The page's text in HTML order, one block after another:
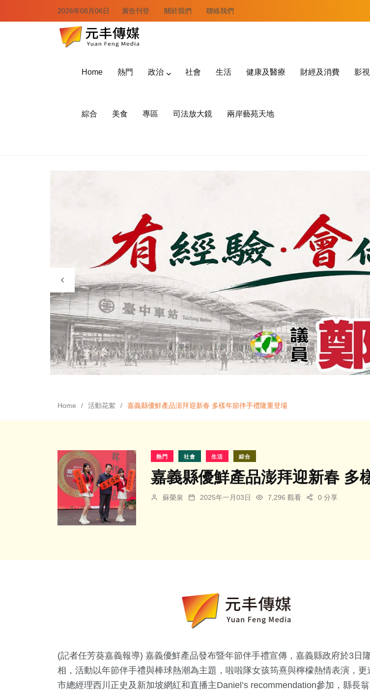
2026年08月06日 廣告刊登 關於我們 聯絡我們
Home 熱門 政治 社會 生活 健康及醫療 財經及消費 影視
綜合 美食 專區 司法放大鏡 兩岸藝苑天地
Home 活動花絮 嘉義縣優鮮產品澎拜迎新春 多樣年節伴手禮隆重登場
熱門 社會 生活 綜合
嘉義縣優鮮產品澎拜迎新春 多
蘇榮泉 2025年一月03日 7,296 觀看 0 分享
(記者任芳葵嘉義報導) 嘉義優鮮產品發布暨年節伴手禮宣傳，嘉義縣政府於3日
相， 活動以年節伴手禮與棒球熱潮為主題，啦啦隊女孩筠熹與檸檬熱情表演，更
市總經理西川正史及新加坡網紅和直播主Daniel’s recommendation參加， 縣長